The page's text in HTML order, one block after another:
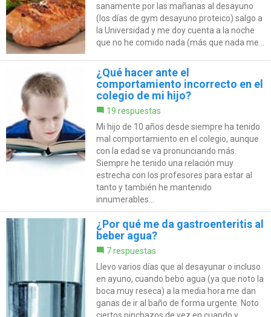
sanamente por las mañanas al desayuno
(los días de gym desayuno proteico) salgo a
la Universidad y me doy cuenta a la noche
que no he comido nada (más que nada me...
¿Qué hacer ante el
comportamiento incorrecto en el
colegio de mi hijo?
19 respuestas
Mi hijo de 10 años desde siempre ha tenido
mal comportamiento en el colegio, aunque
con la edad se va pronunciando más.
Siempre he tenido una relación muy
estrecha con los profesores para estar al
tanto y también he mantenido
innumerables...
¿Por qué me da gastroenteritis al
beber agua?
7 respuestas
Llevo varios días que al desayunar o incluso
en ayuno, cuando bebo agua (ya que noto la
boca muy reseca) a la media hora me dan
ganas de ir al baño de forma urgente. Noto
ciertos pinchazos de vez en cuando y